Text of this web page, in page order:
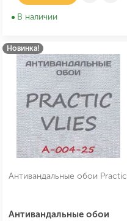
В наличии
Новинка!
Антивандальные обои Practic
Антивандальные обои